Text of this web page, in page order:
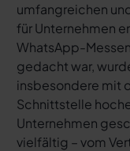
umfangreichen
für Unternehmen
WhatsApp-
gedacht war,
insbesondere mit
Schnittstelle
Unternehmen
vielfältig – vom